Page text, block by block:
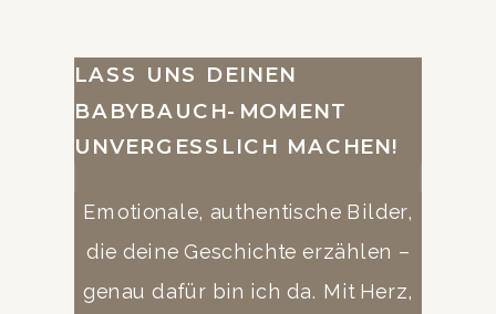
LASS UNS DEINEN
BABYBAUCH-MOMENT
UNVERGESSLICH MACHEN!
Emotionale, authentische Bilder,
die deine Geschichte erzählen –
genau dafür bin ich da. Mit Herz,